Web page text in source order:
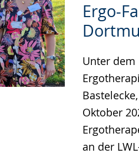
Ergo-
Leichten
Sprache
Audio-
Video
in
wird
angezeigt.
Unter dem
Oktober
an der